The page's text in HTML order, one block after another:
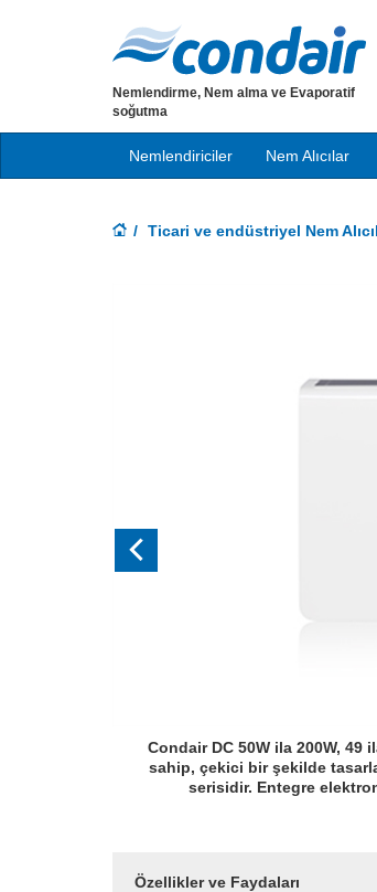
Nemlendirme, Nem alma ve Evaporatif
soğutma
Nemlendiriciler Nem Alıcılar
Ticari ve endüstriyel Nem
Condair DC 50W ila 200W, 49
sahip, çekici bir şekilde
serisidir. Entegre
Özellikler ve Faydaları